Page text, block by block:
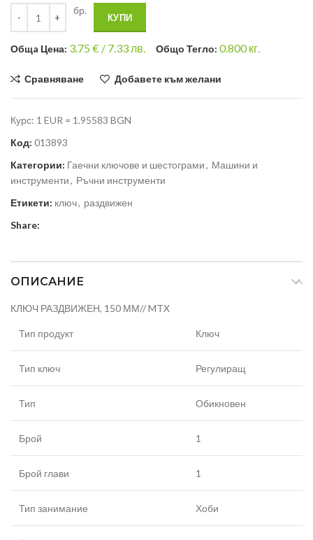
бр.
КУПИ
Общa Цена: 3.75€ / 7.33 лв. Общо Тегло: 0.800кг.
Сравняване Добавете към желани
Курс: 1 EUR = 1.95583 BGN
Код: 013893
Категории: Гаечни ключове и шестограми, Машини и
инструменти, Ръчни инструменти
Етикети: ключ, раздвижен
Share:
ОПИСАНИЕ
КЛЮЧ РАЗДВИЖЕН, 150 ММ// MTX
Тип продукт Ключ
Тип ключ Регулиращ
Тип Обикновен
Брой 1
Брой глави 1
Тип занимание Хоби